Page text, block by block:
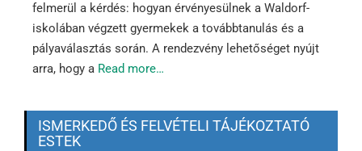
felmerül a kérdés: hogyan érvényesülnek a Waldorf-
iskolában végzett gyermekek a továbbtanulás és a
pályaválasztás során. A rendezvény lehetőséget nyújt
arra, hogy a Read more…
ISMERKEDŐ ÉS FELVÉTELI TÁJÉKOZTATÓ
ESTEK